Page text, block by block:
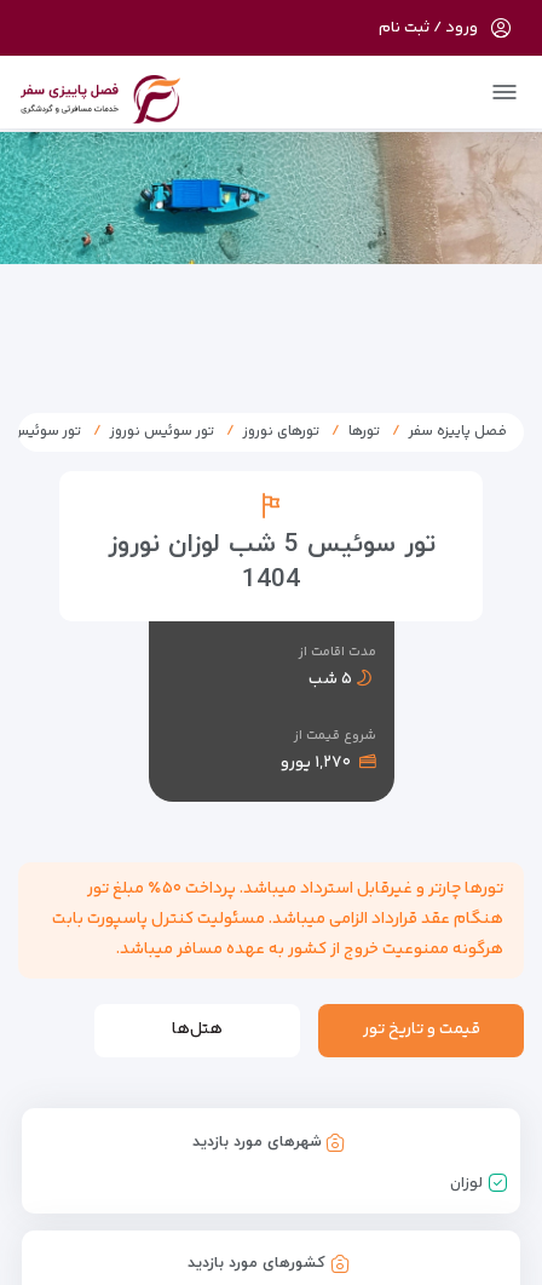
ورود / ثبت نام
در حال حاضر ارتباط با سرور قطع می باشد
لطفا دقایقی بعد مجددا تلاش کنید.
فصل پاییزه سفر تورها تورهای نوروز تور سوئیس نوروز تور سوئیس
تور سوئیس 5 شب لوزان نوروز
1404
مدت اقامت از
۵ شب
شروع قیمت از
۱,۲۷۰ یورو
تورها چارتر و غیرقابل استرداد میباشد. پرداخت ۵۰٪ مبلغ تور
هنگام عقد قرارداد الزامی میباشد. مسئولیت کنترل پاسپورت بابت
هرگونه ممنوعیت خروج از کشور به عهده مسافر میباشد.
قیمت و تاریخ تور هتل‌ها
شهرهای مورد بازدید
لوزان
کشورهای مورد بازدید